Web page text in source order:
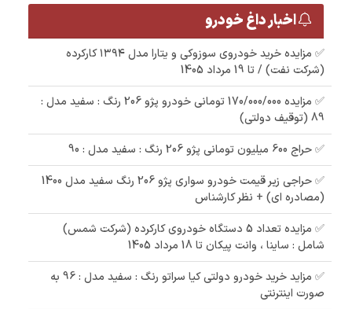
اخبار داغ خودرو
✅ مزایده خرید خودروی سوزوکی و یتارا مدل ۱۳۹۴ کارکرده
(شرکت نفت) / تا 19 مرداد 1405
✅ مزایده 170/000/000 تومانی خودرو پژو 206 رنگ : سفید مدل :
89 (توقیف دولتی)
✅ حراج 600 میلیون تومانی پژو 206 رنگ : سفید مدل : 90
✅ حراجی زیر قیمت خودرو سواری پژو 206 رنگ سفید مدل 1400
(مصادره ای) + نظر کارشناس
✅ مزایده تعداد 5 دستگاه خودروی کارکرده (شرکت شمس)
شامل : ساینا ، وانت پیکان تا 18 مرداد 1405
✅ مزاید خرید خودرو دولتی کیا سراتو رنگ : سفید مدل : 96 به
صورت اینترنتی